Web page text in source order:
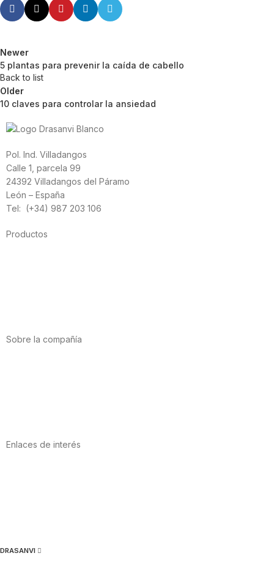
Newer
5 plantas para prevenir la caída de cabello
Back to list
Older
10 claves para controlar la ansiedad
Pol. Ind. Villadangos
Calle 1, parcela 99
24392 Villadangos del Páramo
León – España
Tel: (+34) 987 203 106
Productos
Sobre la compañía
Enlaces de interés
DRASANVI